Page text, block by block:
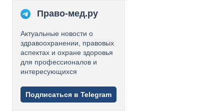
Право-мед.ру
Актуальные новости о
здравоохранении, правовых
аспектах и охране здоровья
для профессионалов и
интересующихся
Подписаться в Telegram